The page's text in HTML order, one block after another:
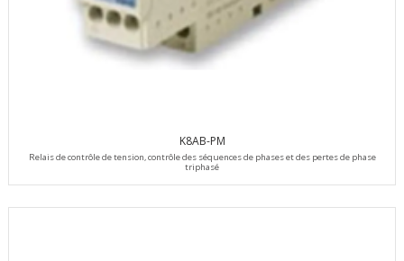
K8AB-PM
Relais de contrôle de tension, contrôle des séquences de phases et des pertes de phase
triphasé